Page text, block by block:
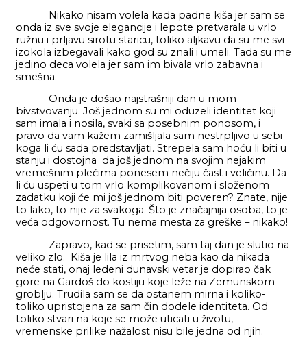
Nikako nisam volela kada padne kiša jer sam se
onda iz sve svoje elegancije i lepote pretvarala u vrlo
ružnu i prljavu sirotu staricu, toliko aljkavu da su me svi
izokola izbegavali kako god su znali i umeli. Tada su me
jedino deca volela jer sam im bivala vrlo zabavna i
smešna.
Onda je došao najstrašniji dan u mom
bivstvovanju. Još jednom su mi oduzeli identitet koji
sam imala i nosila, svaki sa posebnim ponosom, i
pravo da vam kažem zamišljala sam nestrpljivo u sebi
koga li ću sada predstavljati. Strepela sam hoću li biti u
stanju i dostojna da još jednom na svojim nejakim
vremešnim plećima ponesem nečiju čast i veličinu. Da
li ću uspeti u tom vrlo komplikovanom i složenom
zadatku koji će mi još jednom biti poveren? Znate, nije
to lako, to nije za svakoga. Što je značajnija osoba, to je
veća odgovornost. Tu nema mesta za greške – nikako!
Zapravo, kad se prisetim, sam taj dan je slutio na
veliko zlo. Kiša je lila iz mrtvog neba kao da nikada
neće stati, onaj ledeni dunavski vetar je dopirao čak
gore na Gardoš do kostiju koje leže na Zemunskom
groblju. Trudila sam se da ostanem mirna i koliko-
toliko upristojena za sam čin dodele identiteta. Od
toliko stvari na koje se može uticati u životu,
vremenske prilike nažalost nisu bile jedna od njih.